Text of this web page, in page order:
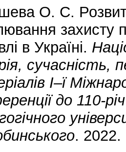
О. С.
захисту
в Україні.
сучасність,
І–ї
до 110-
.